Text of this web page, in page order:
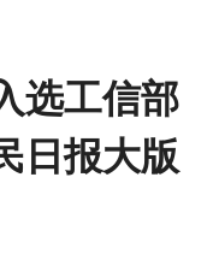
选工信部
日报大版